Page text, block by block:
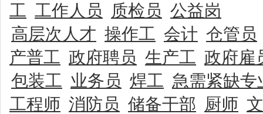
工 工作人员 质检员 公益岗
高层次人才 操作工 会计 仓管员
产普工 政府聘员 生产工 政府雇
包装工 业务员 焊工 急需紧缺专
工程师 消防员 储备干部 厨师